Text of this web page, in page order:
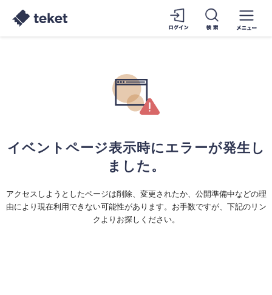
イベントページ表示時にエラーが発生し
ました。
アクセスしようとしたページは削除、変更されたか、公開準備中などの理
由により現在利用できない可能性があります。お手数ですが、下記のリン
クよりお探しください。